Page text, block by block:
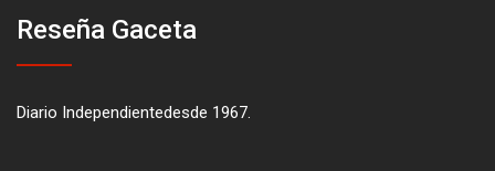
Reseña Gaceta
Diario Independientedesde 1967.